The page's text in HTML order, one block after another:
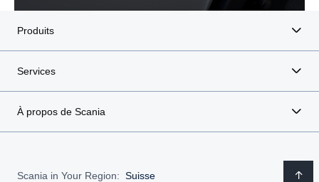
Produits
Services
À propos de Scania
Scania in Your Region: Suisse